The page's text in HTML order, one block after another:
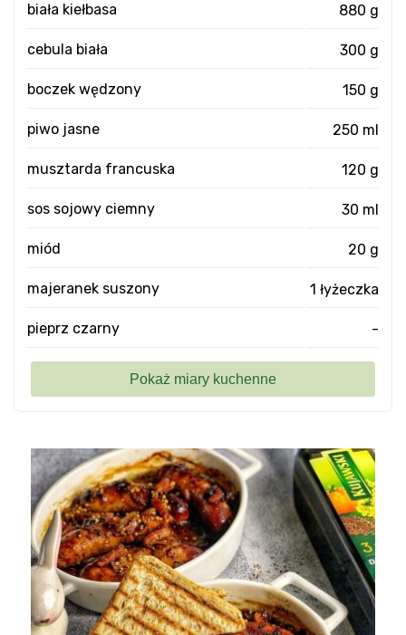
biała kiełbasa 880 g
cebula biała 300 g
boczek wędzony 150 g
piwo jasne 250 ml
musztarda francuska 120 g
sos sojowy ciemny 30 ml
miód 20 g
majeranek suszony 1 łyżeczka
pieprz czarny -